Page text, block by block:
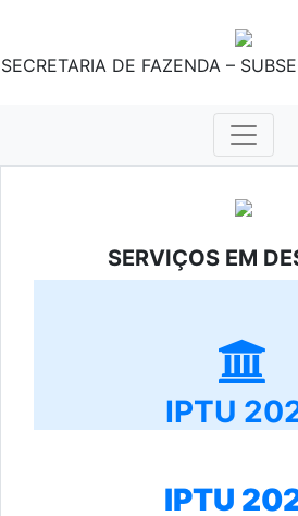
SECRETARIA DE FAZENDA –
SERVIÇOS EM
IPTU
IPTU